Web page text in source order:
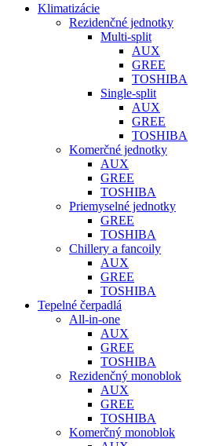
Klimatizácie
Rezidenčné jednotky
Multi-split
AUX
GREE
TOSHIBA
Single-split
AUX
GREE
TOSHIBA
Komerčné jednotky
AUX
GREE
TOSHIBA
Priemyselné jednotky
GREE
TOSHIBA
Chillery a fancoily
AUX
GREE
TOSHIBA
Tepelné čerpadlá
All-in-one
AUX
GREE
TOSHIBA
Rezidenčný monoblok
AUX
GREE
TOSHIBA
Komerčný monoblok